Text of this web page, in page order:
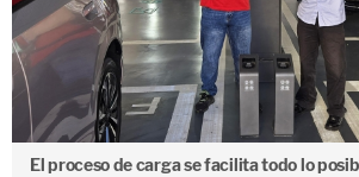
El proceso de carga se facilita todo lo